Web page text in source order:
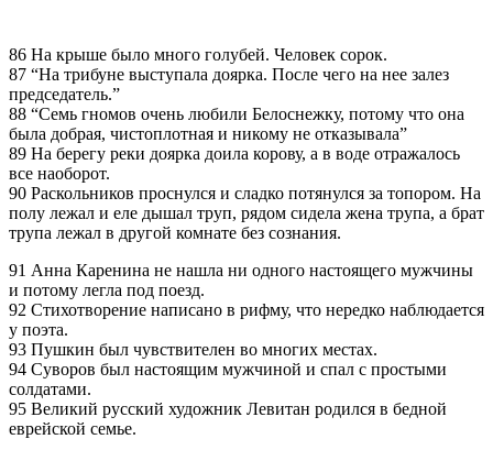
86 На крыше было много голубей. Человек соpок.
87 “На трибуне выступала доярка. После чего на нее залез
председатель.”
88 “Семь гномов очень любили Белоснежку, потому что она
была добрая, чистоплотная и никому не отказывала”
89 Hа берегу реки доярка доила корову, а в воде отражалось
все наоборот.
90 Раскольников проснулся и сладко потянулся за топором. Hа
полу лежал и еле дышал труп, рядом сидела жена трупа, а брат
трупа лежал в другой комнате без сознания.
91 Анна Каренина не нашла ни одного настоящего мужчины
и потому легла под поезд.
92 Стихотворение написано в рифму, что нередко наблюдается
у поэта.
93 Пушкин был чувствителен во многих местах.
94 Суворов был настоящим мужчиной и спал с простыми
солдатами.
95 Великий русский художник Левитан родился в бедной
еврейской семье.